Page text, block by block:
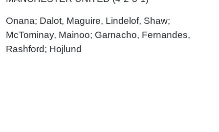
Onana; Dalot, Maguire, Lindelof, Shaw;
McTominay, Mainoo; Garnacho, Fernandes,
Rashford; Hojlund